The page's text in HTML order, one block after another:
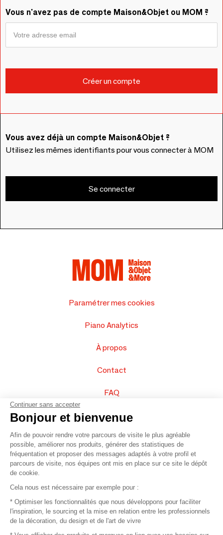
Vous n'avez pas de compte Maison&Objet ou MOM ?
Vous avez déjà un compte Maison&Objet ?
Utilisez les mêmes identifiants pour vous connecter à MOM
Se connecter
Paramétrer mes cookies
Piano Analytics
À propos
Contact
FAQ
Vendez vos produits
Plan du site
© 2016 –Organisation SAFI
Recrutement
Continuer sans accepter
Bonjour et bienvenue
Afin de pouvoir rendre votre parcours de visite le plus agréable
possible, améliorer nos produits, générer des statistiques de
fréquentation et proposer des messages adaptés à votre profil et
parcours de visite, nos équipes ont mis en place sur ce site le dépôt
de cookie.
Cela nous est nécessaire par exemple pour :
* Optimiser les fonctionnalités que nous développons pour faciliter
l'inspiration, le sourcing et la mise en relation entre les professionnels
de la décoration, du design et de l'art de vivre